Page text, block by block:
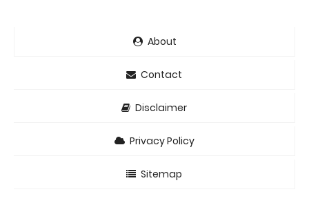
About
Contact
Disclaimer
Privacy Policy
Sitemap